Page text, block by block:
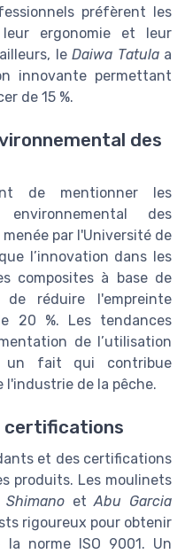
préfèrent les
ergonomie et leur
le Daiwa Tatulaa
innovante permettant
de 15 %.
des
de mentionner les
des
par l'Université de
l’innovation dans les
composites à base de
réduire l'empreinte
20 %. Les tendances
de l’utilisation
un fait qui contribue
l'industrie de la pêche.
certifications
et des certifications
produits. Les moulinets
Shimano etAbu Garcia
rigoureux pour obtenir
norme ISO 9001. Un